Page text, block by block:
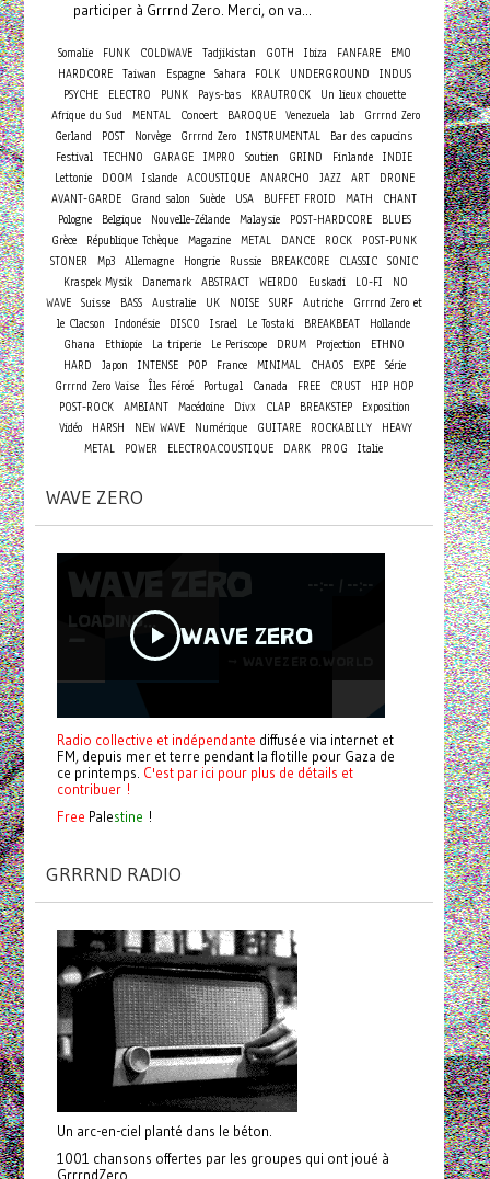
participer à Grrrnd Zero. Merci, on va...
Somalie FUNK COLDWAVE Tadjikistan GOTH Ibiza FANFARE
EMO
HARDCORE
Taiwan Espagne Sahara FOLK UNDERGROUND
INDUS
PSYCHE
ELECTRO PUNK Pays-bas KRAUTROCK
Un lieux chouette
Afrique du Sud
MENTAL Concert BAROQUE Venezuela lab
Grrrnd Zero
Gerland
POST Norvège Grrrnd Zero INSTRUMENTAL
Bar des capucins
Festival TECHNO GARAGE IMPRO Soutien GRIND Finlande INDIE
Lettonie
DOOM Islande ACOUSTIQUE ANARCHO JAZZ ART
DRONE
AVANT-GARDE
Grand salon Suède USA BUFFET FROID MATH
CHANT
Pologne
Belgique Nouvelle-Zélande Malaysie POST-HARDCORE
BLUES
Grèce
République Tchèque Magazine METAL DANCE ROCK
POST-PUNK
STONER
Mp3 Allemagne Hongrie Russie BREAKCORE CLASSIC SONIC
Kraspek Mysik
Danemark ABSTRACT WEIRDO Euskadi LO-FI
NO
WAVE Suisse BASS Australie UK NOISE SURF Autriche
Grrrnd Zero et
le Clacson
Indonésie DISCO Israel Le Tostaki BREAKBEAT
Hollande
Ghana
Ethiopie La triperie Le Periscope DRUM Projection
ETHNO
HARD
Japon INTENSE POP France MINIMAL CHAOS EXPE
Série
Grrrnd Zero Vaise Îles Féroé Portugal Canada FREE CRUST
HIP HOP
POST-ROCK
AMBIANT Macédoine Divx CLAP BREAKSTEP
Exposition
Vidéo
HARSH NEW WAVE Numérique GUITARE ROCKABILLY
HEAVY
METAL
POWER ELECTROACOUSTIQUE DARK PROG Italie
WAVE ZERO
Radio collective et indépendante diffusée via internet et
FM, depuis mer et terre pendant la flotille pour Gaza de
ce printemps. C'est par ici pour plus de détails et
contribuer !
Free Palestine !
GRRRND RADIO
Un arc-en-ciel planté dans le béton.
1001 chansons offertes par les groupes qui ont joué à
GrrrndZero.